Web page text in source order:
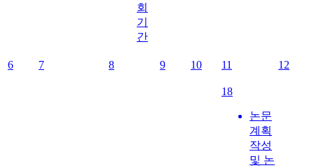
회
기
간
6 7 8 9 10 11 12
18
논문
계획
작성
및 논